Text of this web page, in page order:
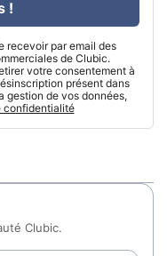
recevoir par email des
de Clubic.
votre consentement à
présent dans
gestion de vos données,
confidentialité
!
Clubic.